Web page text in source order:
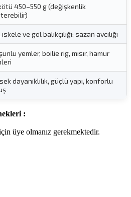
450–550 g (değişkenlik
iskele ve göl balıkçılığı; sazan avcılığı
yemler, boilie rig, mısır, hamur
dayanıklılık, güçlü yapı, konforlu
:
üye olmanız gerekmektedir.